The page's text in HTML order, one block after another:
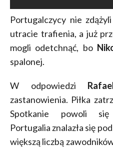
Portugalczycy nie
utracie trafienia, a już
mogli odetchnąć, bo
spalonej.
W odpowiedzi
zastanowienia. Piłka
Spotkanie powoli się
Portugalia znalazła się
większą liczbą